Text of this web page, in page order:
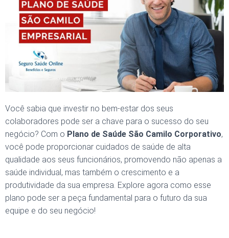
Você sabia que investir no bem-estar dos seus
colaboradores pode ser a chave para o sucesso do seu
negócio? Com o Plano de Saúde São Camilo Corporativo,
você pode proporcionar cuidados de saúde de alta
qualidade aos seus funcionários, promovendo não apenas a
saúde individual, mas também o crescimento e a
produtividade da sua empresa. Explore agora como esse
plano pode ser a peça fundamental para o futuro da sua
equipe e do seu negócio!